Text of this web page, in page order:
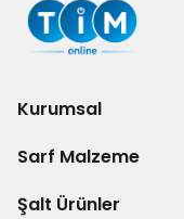
Kurumsal
Sarf Malzeme
Şalt Ürünler